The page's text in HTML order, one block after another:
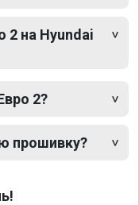
2 на Hyundai
2?
прошивку?